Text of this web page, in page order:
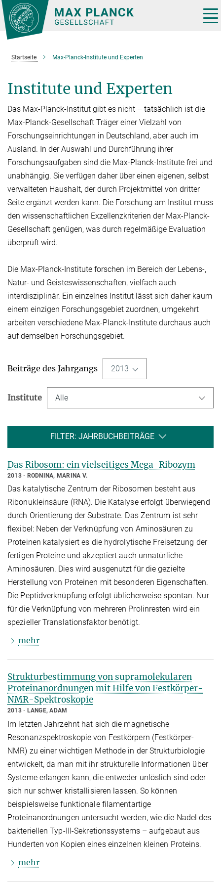
Hauptinhalt
Startseite Max-Planck-Institute und Experten
Institute und Experten
Das Max-Planck-Institut gibt es nicht – tatsächlich ist die
Max-Planck-Gesellschaft Träger einer Vielzahl von
Forschungseinrichtungen in Deutschland, aber auch im
Ausland. In der Auswahl und Durchführung ihrer
Forschungsaufgaben sind die Max-Planck-Institute frei und
unabhän­gig. Sie verfügen daher über einen eige­nen, selbst
verwalteten Haushalt, der durch Projektmit­tel von dritter
Seite er­gänzt werden kann. Die Forschung am Institut muss
den wissen­schaftlichen Exzellenzkriterien der Max-Planck-
Gesellschaft genügen, was durch regelmäßige Evaluation
überprüft wird.
Die Max-Planck-Institute forschen im Bereich der Lebens-,
Natur- und Geisteswissen­schaften, vielfach auch
interdisziplinär. Ein einzelnes Institut lässt sich daher kaum
einem einzigen Forschungsgebiet zuordnen, umgekehrt
arbeiten verschiedene Max-Planck-Institute durchaus auch
auf demselben Forschungsgebiet.
Beiträge des Jahrgangs 2013
Institute Alle
FILTER: JAHRBUCHBEITRÄGE
Das Ribosom: ein vielseitiges Mega-Ribozym
2013 RODNINA, MARINA V.
Das katalytische Zentrum der Ribosomen besteht aus
Ribonukleinsäure (RNA). Die Katalyse erfolgt überwiegend
durch Orientierung der Substrate. Das Zentrum ist sehr
flexibel: Neben der Verknüpfung von Aminosäuren zu
Proteinen katalysiert es die hydrolytische Freisetzung der
fertigen Proteine und akzeptiert auch unnatürliche
Aminosäuren. Dies wird ausgenutzt für die gezielte
Herstellung von Proteinen mit besonderen Eigenschaften.
Die Peptidverknüpfung erfolgt üblicherweise spontan. Nur
für die Verknüpfung von mehreren Prolinresten wird ein
spezieller Translationsfaktor benötigt.
mehr
Strukturbestimmung von supramolekularen
Proteinanordnungen mit Hilfe von Festkörper-
NMR-Spektroskopie
2013 LANGE, ADAM
Im letzten Jahrzehnt hat sich die magnetische
Resonanzspektroskopie von Festkörpern (Festkörper-
NMR) zu einer wichtigen Methode in der Strukturbiologie
entwickelt, da man mit ihr strukturelle Informationen über
Systeme erlangen kann, die entweder unlöslich sind oder
sich nur schwer kristallisieren lassen. So können
beispielsweise funktionale filamentartige
Proteinanordnungen untersucht werden, wie die Nadel des
bakteriellen Typ-III-Sekretionssystems – aufgebaut aus
Hunderten von Kopien eines einzelnen kleinen Proteins.
mehr